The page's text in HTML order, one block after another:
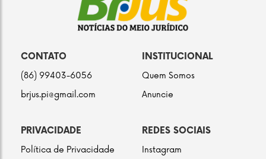
CONTATO
(86) 99403-6056
brjus.pi@gmail.com
INSTITUCIONAL
Quem Somos
Anuncie
PRIVACIDADE
Política de Privacidade
REDES SOCIAIS
Instagram